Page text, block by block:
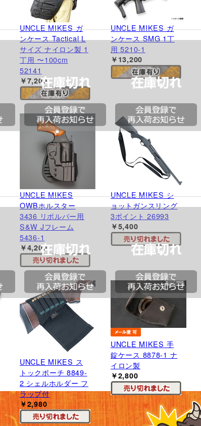
UNCLE MIKES ガ
ンケース Tactical L
サイズ ナイロン製 1
丁用 〜100cm
52141
￥7,200
UNCLE MIKES ガ
ンケース SMG 1丁
用 5210-1
￥13,200
UNCLE MIKES
OWBホルスター
3436 リボルバー用
S&W Jフレーム
5436-1
￥4,200
UNCLE MIKES シ
ョットガンスリング
3ポイント 26993
￥5,400
UNCLE MIKES ス
トックポーチ 8849-
2 シェルホルダー フ
ラップ付
￥2,980
UNCLE MIKES 手
錠ケース 8878-1 ナ
イロン製
￥2,800